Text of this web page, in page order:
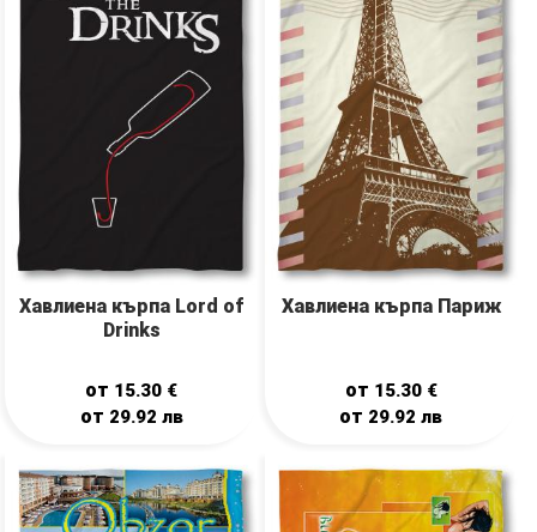
Хавлиена кърпа Lord of
Drinks
от 15.30 €
от 29.92 лв
Хавлиена кърпа Париж
от 15.30 €
от 29.92лв